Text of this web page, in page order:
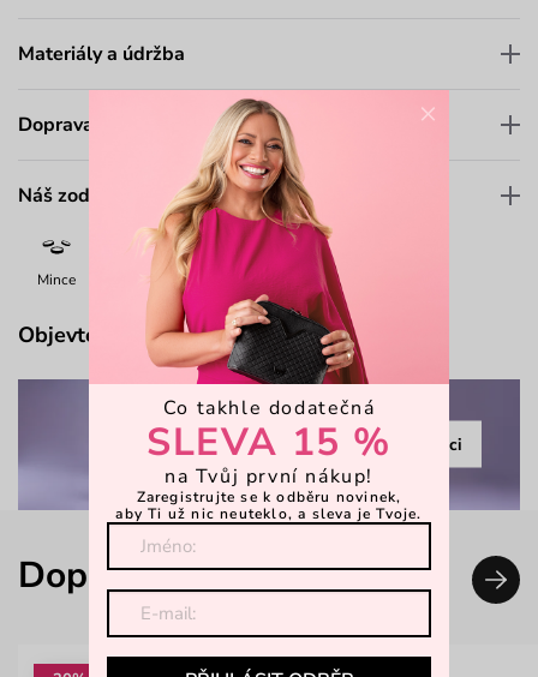
Materiály a údržba
Doprava a platba
Náš zodpovědný přístup
Mince Bankovky 7-12 karet Limited
Objevte více
Prohlédnout kolekci
Doplň svůj look
×
Co takhle dodatečná
SLEVA 15 %
na Tvůj první nákup!
Zaregistrujte se k odběru novinek,
aby Ti už nic neuteklo, a sleva je Tvoje.